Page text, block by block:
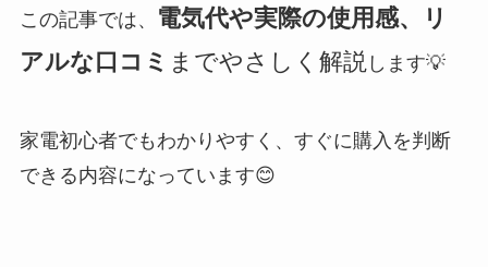
この記事では、
電気代や実際の使用感、リ
アルな口コミ までやさしく解説します💡
家電初心者でもわかりやすく、すぐに購入を判断
できる内容になっています😊